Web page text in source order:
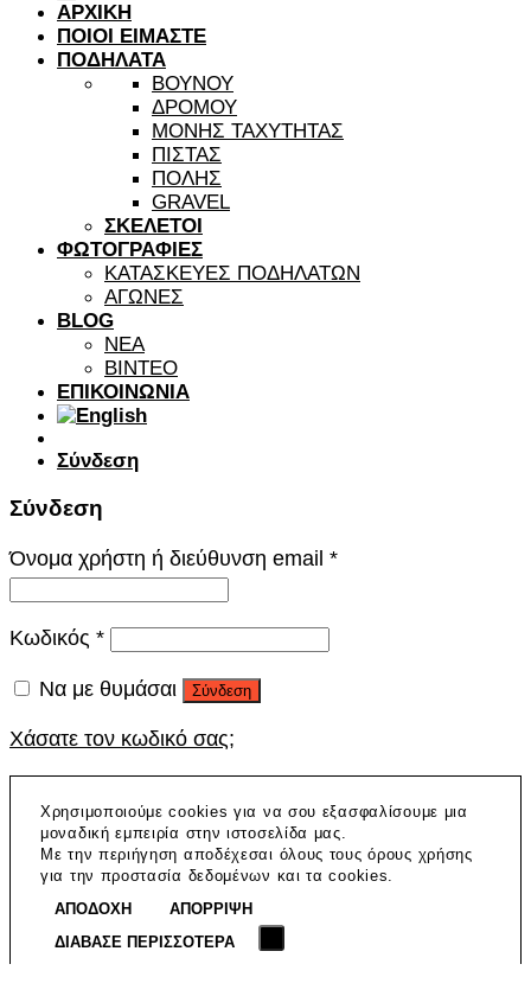
ΑΡΧΙΚΗ
ΠΟΙΟΙ ΕΙΜΑΣΤΕ
ΠΟΔΗΛΑΤΑ
ΒΟΥΝΟΥ
ΔΡΟΜΟΥ
ΜΟΝΗΣ ΤΑΧΥΤΗΤΑΣ
ΠΙΣΤΑΣ
ΠΟΛΗΣ
GRAVEL
ΣΚΕΛΕΤΟΙ
ΦΩΤΟΓΡΑΦΙΕΣ
ΚΑΤΑΣΚΕΥΕΣ ΠΟΔΗΛΑΤΩΝ
ΑΓΩΝΕΣ
BLOG
ΝΕΑ
ΒΙΝΤΕΟ
ΕΠΙΚΟΙΝΩΝΙΑ
Σύνδεση
Σύνδεση
Όνομα χρήστη ή διεύθυνση email *
Κωδικός *
Να με θυμάσαι Σύνδεση
Χάσατε τον κωδικό σας;
Χρησιμοποιούμε cookies για να σου εξασφαλίσουμε μια
μοναδική εμπειρία στην ιστοσελίδα μας.
Με την περιήγηση αποδέχεσαι όλους τους όρους χρήσης
για την προστασία δεδομένων και τα cookies.
ΑΠΟΔΟΧΗ
ΑΠΟΡΡΙΨΗ
ΔΙΑΒΑΣΕ ΠΕΡΙΣΣΟΤΕΡΑ